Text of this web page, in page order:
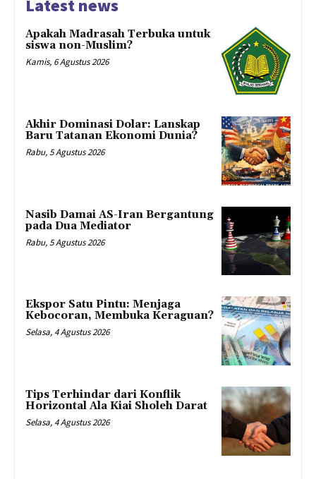
Latest news
Apakah Madrasah Terbuka untuk
siswa non-Muslim?
Kamis, 6 Agustus 2026
Akhir Dominasi Dolar: Lanskap
Baru Tatanan Ekonomi Dunia?
Rabu, 5 Agustus 2026
Nasib Damai AS-Iran Bergantung
pada Dua Mediator
Rabu, 5 Agustus 2026
Ekspor Satu Pintu: Menjaga
Kebocoran, Membuka Keraguan?
Selasa, 4 Agustus 2026
Tips Terhindar dari Konflik
Horizontal Ala Kiai Sholeh Darat
Selasa, 4 Agustus 2026